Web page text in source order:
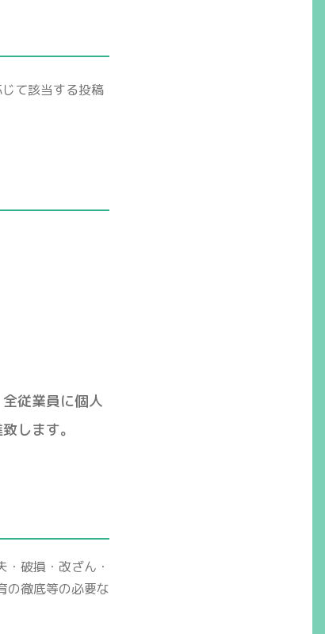
て該当する投稿
従業員に個人
します。
破損・改ざん・
の徹底等の必要な